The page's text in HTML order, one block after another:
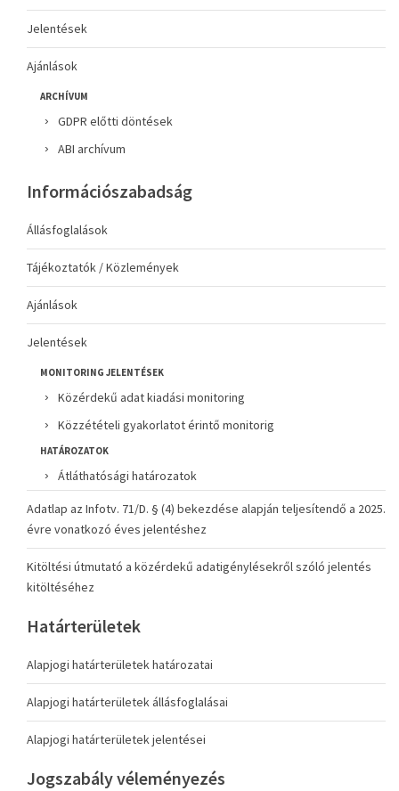
Jelentések
Ajánlások
ARCHÍVUM
GDPR előtti döntések
ABI archívum
Információszabadság
Állásfoglalások
Tájékoztatók / Közlemények
Ajánlások
Jelentések
MONITORING JELENTÉSEK
Közérdekű adat kiadási monitoring
Közzétételi gyakorlatot érintő monitorig
HATÁROZATOK
Átláthatósági határozatok
Adatlap az Infotv. 71/D. § (4) bekezdése alapján teljesítendő a 2025.
évre vonatkozó éves jelentéshez
Kitöltési útmutató a közérdekű adatigénylésekről szóló jelentés
kitöltéséhez
Határterületek
Alapjogi határterületek határozatai
Alapjogi határterületek állásfoglalásai
Alapjogi határterületek jelentései
Jogszabály véleményezés